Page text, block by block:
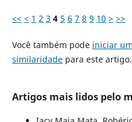
<< < 1 2 3 4 5 6 7 8 9 10 > >>
Você também pode iniciar
similaridadepara este artigo.
Artigos mais lidos pelo